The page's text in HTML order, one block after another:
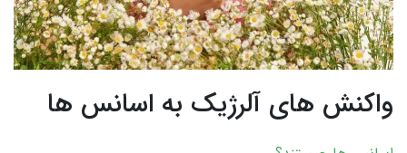
واکنش های آلرژیک به اسانس ها